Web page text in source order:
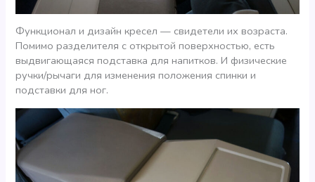
Функционал и дизайн кресел — свидетели их возраста.
Помимо разделителя с открытой поверхностью, есть
выдвигающаяся подставка для напитков. И физические
ручки/рычаги для изменения положения спинки и
подставки для ног.